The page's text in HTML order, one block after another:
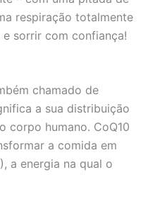
respiração totalmente
sorrir com confiança!
chamado de
a sua distribuição
corpo humano. CoQ10
a comida em
a energia na qual o